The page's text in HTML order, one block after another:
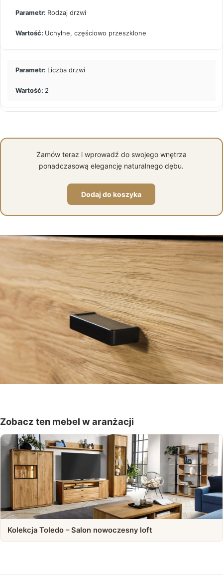
Rodzaj drzwi
Uchylne, częściowo przeszklone
Liczba drzwi
2
Zamów teraz i wprowadź do swojego wnętrza
ponadczasową elegancję naturalnego dębu.
Dodaj do koszyka
Zobacz ten mebel w aranżacji
Kolekcja Toledo – Salon nowoczesny loft